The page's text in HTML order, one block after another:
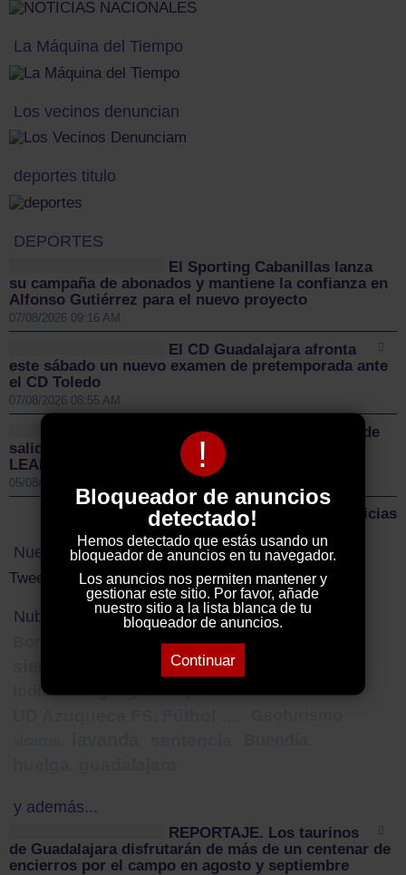
!
Bloqueador de anuncios
detectado!
Hemos detectado que estás usando un
bloqueador de anuncios en tu navegador.
Los anuncios nos permiten mantener y
gestionar este sitio. Por favor, añade
nuestro sitio a la lista blanca de tu
bloqueador de anuncios.
Continuar
La Máquina del Tiempo
Los vecinos denuncian
deportes titulo
DEPORTES
El Sporting Cabanillas lanza
su campaña de abonados y mantiene la confianza en
Alfonso Gutiérrez para el nuevo proyecto
07/08/2026 09:16 AM
El CD Guadalajara afronta
este sábado un nuevo examen de pretemporada ante
el CD Toledo
07/08/2026 08:55 AM
Sigüenza da el pistoletazo de
salida a la II Vuelta Ciclista Castilla-La Mancha
LEADER
05/08/2026 01:00 PM
Más noticias
Nuestro Twitter
Tweets by ElDecanodeGuad1
Nube de Tags
ana guarinos competitividad
agricultura Zorita
indicación geográfica protegida
y además...
REPORTAJE. Los taurinos
de Guadalajara disfrutarán de más de un centenar de
encierros por el campo en agosto y septiembre